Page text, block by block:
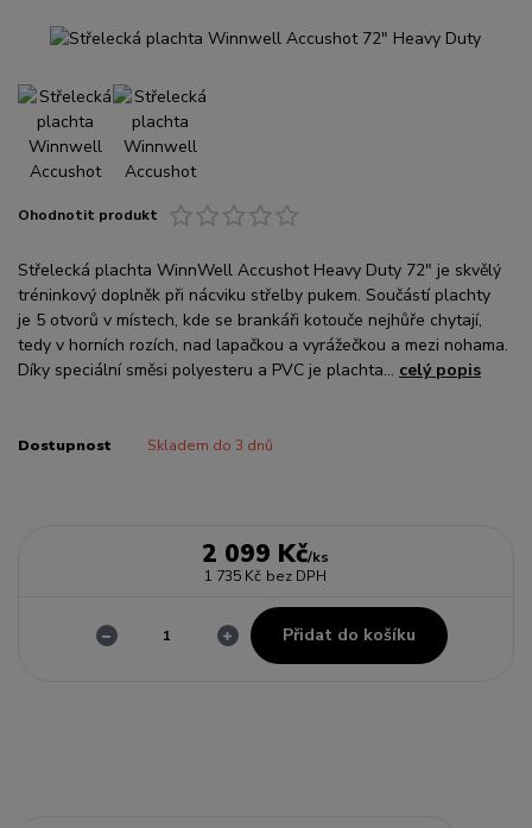
Ohodnotit produkt
Střelecká plachta WinnWell Accushot Heavy Duty 72" je skvělý
tréninkový doplněk při nácviku střelby pukem. Součástí plachty
je 5 otvorů v místech, kde se brankáři kotouče nejhůře chytají,
tedy v horních rozích, nad lapačkou a vyrážečkou a mezi nohama.
Díky speciální směsi polyesteru a PVC je plachta... celý popis
Dostupnost Skladem do 3 dnů
2 099 Kč/ks
1 735 Kč bez DPH
Přidat do košíku